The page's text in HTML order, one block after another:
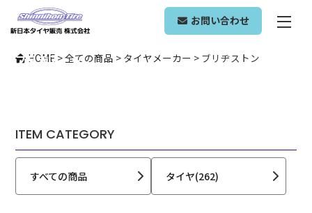
お問い合わせ
BRIDGESTONE
ブリヂストン
HOME >全ての商品 > タイヤメーカー > ブリヂストン
ITEM CATEGORY
すべての商品 タイヤ(262)